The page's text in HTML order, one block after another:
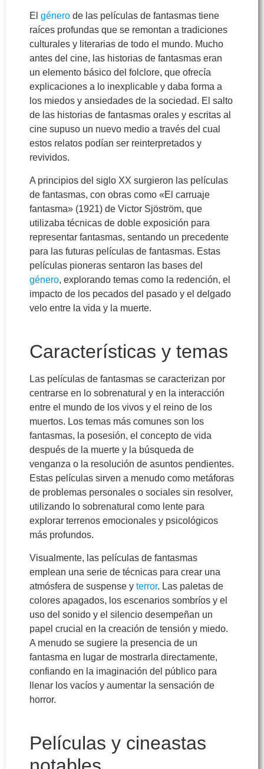
El género de las películas de fantasmas tiene
raíces profundas que se remontan a tradiciones
culturales y literarias de todo el mundo. Mucho
antes del cine, las historias de fantasmas eran
un elemento básico del folclore, que ofrecía
explicaciones a lo inexplicable y daba forma a
los miedos y ansiedades de la sociedad. El salto
de las historias de fantasmas orales y escritas al
cine supuso un nuevo medio a través del cual
estos relatos podían ser reinterpretados y
revividos.
A principios del siglo XX surgieron las películas
de fantasmas, con obras como «El carruaje
fantasma» (1921) de Victor Sjöström, que
utilizaba técnicas de doble exposición para
representar fantasmas, sentando un precedente
para las futuras películas de fantasmas. Estas
películas pioneras sentaron las bases del
género, explorando temas como la redención, el
impacto de los pecados del pasado y el delgado
velo entre la vida y la muerte.
Características y temas
Las películas de fantasmas se caracterizan por
centrarse en lo sobrenatural y en la interacción
entre el mundo de los vivos y el reino de los
muertos. Los temas más comunes son los
fantasmas, la posesión, el concepto de vida
después de la muerte y la búsqueda de
venganza o la resolución de asuntos pendientes.
Estas películas sirven a menudo como metáforas
de problemas personales o sociales sin resolver,
utilizando lo sobrenatural como lente para
explorar terrenos emocionales y psicológicos
más profundos.
Visualmente, las películas de fantasmas
emplean una serie de técnicas para crear una
atmósfera de suspense y terror. Las paletas de
colores apagados, los escenarios sombríos y el
uso del sonido y el silencio desempeñan un
papel crucial en la creación de tensión y miedo.
A menudo se sugiere la presencia de un
fantasma en lugar de mostrarla directamente,
confiando en la imaginación del público para
llenar los vacíos y aumentar la sensación de
horror.
Películas y cineastas